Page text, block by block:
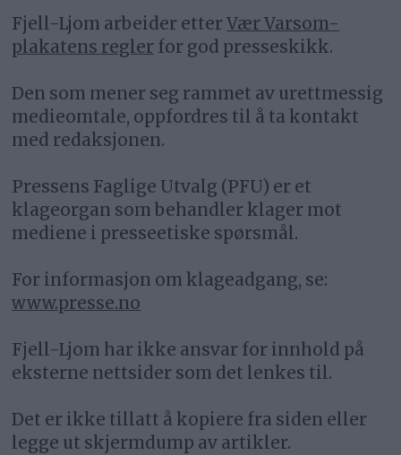
Fjell-Ljom arbeider etterVær Varsom-
plakatens regler for god presseskikk.
Den som mener seg rammet av urettmessig
medieomtale, oppfordres til å ta kontakt
med redaksjonen.
Pressens Faglige Utvalg (PFU) er et
klageorgan som behandler klager mot
mediene i presseetiske spørsmål.
For informasjon om klageadgang, se:
www.presse.no
Fjell-Ljom har ikke ansvar for innhold på
eksterne nettsider som det lenkes til.
Det er ikke tillatt å kopiere fra siden eller
legge ut skjermdump av artikler.